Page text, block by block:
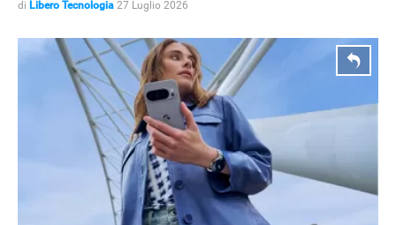
di Libero Tecnologia 27 Luglio 2026